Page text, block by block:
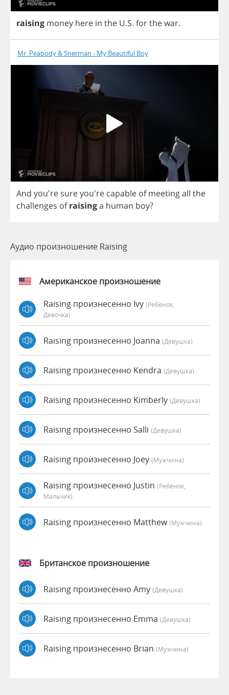
raising money here in the U.S. forthewar.
Mr. Peabody & Sherman - My Beautiful Boy
And you're sureyou're capable of meetingall the
challenges of raisinga human boy?
Аудио произношение Raising
Американское произношение
Raising произнесенно Ivy (Ребёнок,
Девочка)
Raising произнесенно Joanna (девушка)
Raising произнесенно Kendra (девушка)
Raising произнесенно Kimberly (девушка)
Raising произнесенно Salli (девушка)
Raising произнесенно Joey (мужчина)
Raising произнесенно Justin (Ребёнок,
Мальчик)
Raising произнесенно Matthew(мужчина)
Британское произношение
Raising произнесенно Amy (девушка)
Raising произнесенно Emma (девушка)
Raising произнесенно Brian (мужчина)